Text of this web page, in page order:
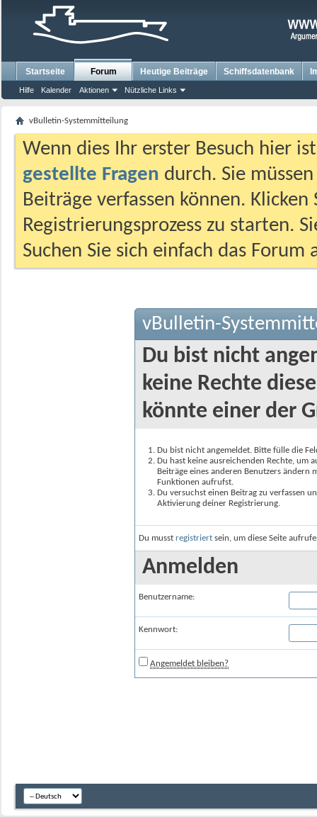
Startseite Forum
Hilfe Kalender Aktionen Nützliche Links
Heutige Beiträge Schiffsdatenbank
vBulletin-Systemmitteilung
Wenn dies Ihr erster Besuch hier
gestellte Fragen durch. Sie
Beiträge verfassen können.
Registrierungsprozess zu starten.
Suchen Sie sich einfach das
vBulletin-
Du bist nicht
keine Rechte
könnte einer der
Du bist nicht angemeldet. Bitte fülle die
Du hast keine ausreichenden Rechte, um
Beiträge eines anderen Benutzers
Funktionen aufrufst.
Du versuchst einen Beitrag zu verfassen
Aktivierung deiner Registrierung.
Du musst registriert sein, um diese Seite
Anmelden
Benutzername:
Kennwort:
Angemeldet bleiben?